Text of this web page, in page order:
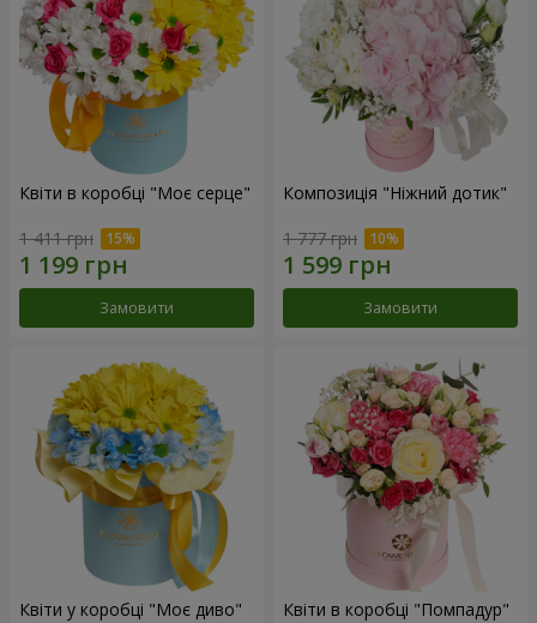
Квіти в коробці "Моє серце"
1 411 грн
Замовити
Композиція "Ніжний дотик"
1 777 грн
Замовити
Квіти у коробці "Моє диво" Квіти в коробці "Помпадур"